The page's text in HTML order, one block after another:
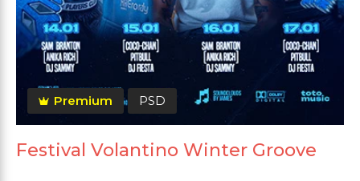
Premium PSD
Festival Volantino Winter Groove